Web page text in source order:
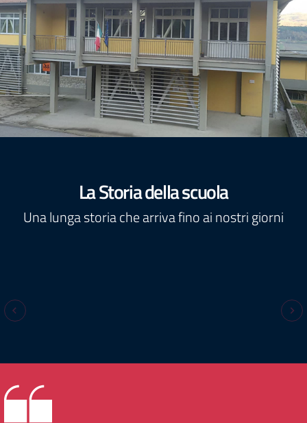
La Storia della scuola
Una lunga storia che arriva fino ai nostri giorni